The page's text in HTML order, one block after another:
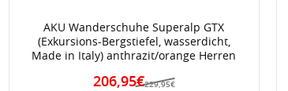
AKU Wanderschuhe Superalp GTX
(Exkursions-Bergstiefel, wasserdicht,
Made in Italy) anthrazit/orange Herren
229,95€
206,95€